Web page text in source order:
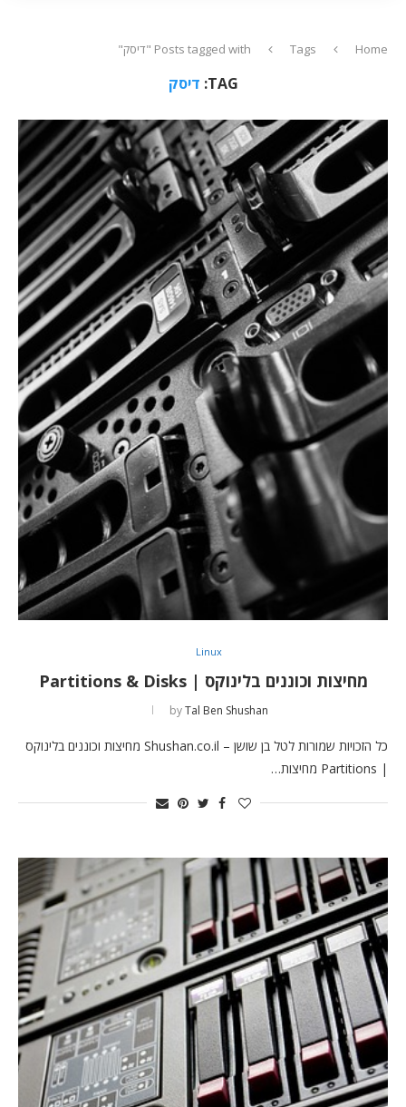
Home
Tags Posts tagged with "דיסק"
TAG: דיסק
Linux
מחיצות וכוננים בלינוקס | Partitions & Disks
byTal Ben Shushan
כל הזכויות שמורות לטל בן שושן – Shushan.co.il מחיצות וכוננים בלינוקס
| Partitions מחיצות…